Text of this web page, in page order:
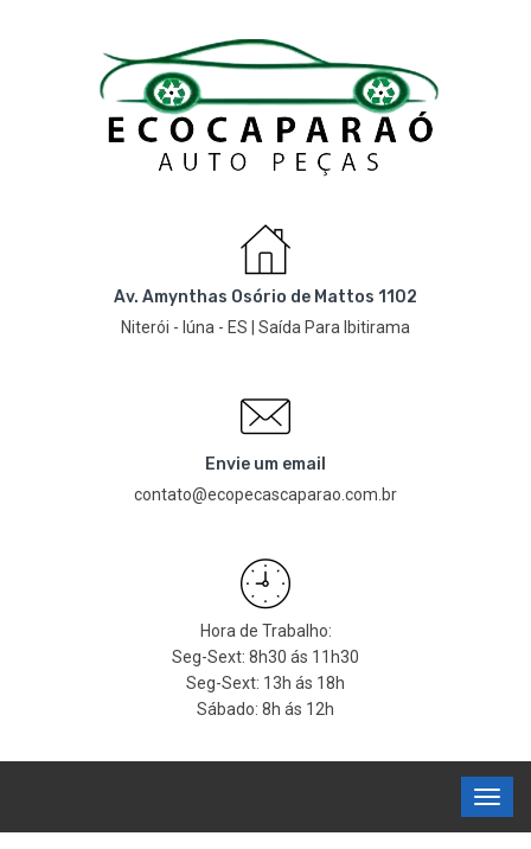
Av. Amynthas Osório de Mattos 1102
Niterói - Iúna - ES | Saída Para Ibitirama
Envie um email
contato@ecopecascaparao.com.br
Hora de Trabalho:
Seg-Sext: 8h30 ás 11h30
Seg-Sext: 13h ás 18h
Sábado: 8h ás 12h